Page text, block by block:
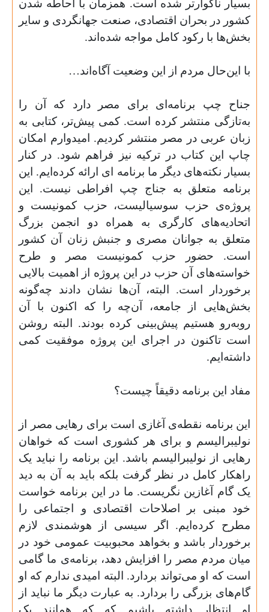
بسیار ناگوارتر شده است. همزمان با احاطه شدن
کشور در بحران اقتصادی، صنعت جهانگردی و سایر
بخش‌ها با رکود کامل مواجه شده‌اند.
با این‌حال مردم از این وضعیت آگاه‌اند…
جناح چپ برنامه‌ای برای مصر دارد که آن را
به‌تازگی منتشر کرده است. کمی پیش‌تر، کتابی به
زبان عربی در مصر منتشر کردیم. امیدوارم امکان
چاپ این کتاب در ترکیه نیز فراهم شود. در کنار
بسیار نکته‌های دیگر ما برنامه ای ارائه کرده‌ایم. این
برنامه متعلق به جناج چپ افراطی نیست. این
پروژه‌ی حزب سوسیالیست، حزب کمونیست و
اتحادیه‌های کارگری به همراه دو انجمن بزرگ
متعلق به جوانان مصری و جنبش زنان آن کشور
است. حضور حزب کمونیست مصر و طرح
خواسته‌های آن حزب در این پروژه از اهمیت بالایی
برخوردار است. البته، آن‌ها نشان دادند چه‌گونه
بخش‌هایی از جامعه، آن‌چه را که اکنون با آن
روبه‌رو هستیم پیش‌بینی کرده بودند. البته روشن
است تاکنون در اجرای این پروژه موفقیت کمی
داشته‌ایم.
مفاد این برنامه دقیقاً چیست؟
این برنامه نقطه‌ی آغازی است برای رهایی مصر از
نولیبرالیسم و برای هر کشوری است که خواهان
رهایی از نولیبرالیسم باشد. این برنامه را نباید یک
راهکار کامل در نظر گرفت بلکه باید به آن به دید
یک گام آغازین نگریست. ما در این برنامه خواست
خود مبنی بر اصلاحات اقتصادی و اجتماعی را
مطرح کرده‌ایم. اگر سیسی از هوشمندی لازم
برخوردار باشد و بخواهد محبوبیت عمومی خود در
میان مردم مصر را افزایش دهد، برنامه‌ی ما گامی
است که او می‌تواند بردارد. البته امیدی ندارم که او
گام‌های بزرگی را بردارد. به عبارت دیگر ما نباید از
او انتظار داشته باشیم که که همانند یک